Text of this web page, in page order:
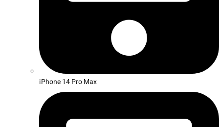
iPhone 14 Pro Max